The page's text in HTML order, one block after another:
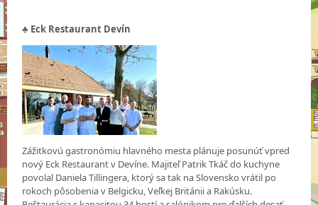
♣ Eck Restaurant Devín
Zážitkovú gastronómiu hlavného mesta plánuje posunúť vpred
nový Eck Restaurant v Devíne. Majiteľ Patrik Tkáč do kuchyne
povolal Daniela Tillingera, ktorý sa tak na Slovensko vrátil po
rokoch pôsobenia v Belgicku, Veľkej Británii a Rakúsku.